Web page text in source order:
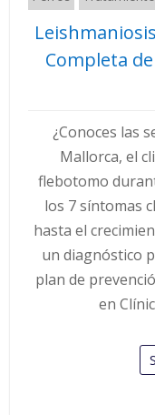
Completa
¿Conoces las
Mallorca, el
flebotomo
los 7 síntomas
hasta el
un diagnóstico
plan de
en